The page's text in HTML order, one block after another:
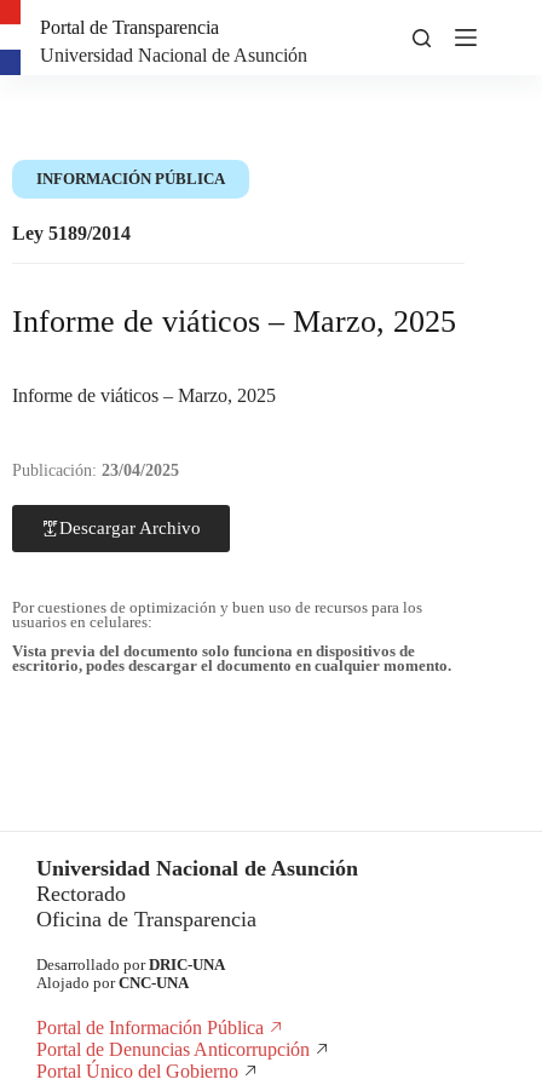
Portal de Transparencia
Universidad Nacional de Asunción
INFORMACIÓN PÚBLICA
Ley 5189/2014
Informe de viáticos – Marzo, 2025
Informe de viáticos – Marzo, 2025
Publicación: 23/04/2025
Descargar Archivo
Por cuestiones de optimización y buen uso de recursos para los
usuarios en celulares:
Vista previa del documento solo funciona en dispositivos de
escritorio, podes descargar el documento en cualquier momento.
Universidad Nacional de Asunción
Rectorado
Oficina de Transparencia
Desarrollado porDRIC-UNA
Alojado porCNC-UNA
Portal de Información Pública
Portal de Denuncias Anticorrupción
Portal Único del Gobierno